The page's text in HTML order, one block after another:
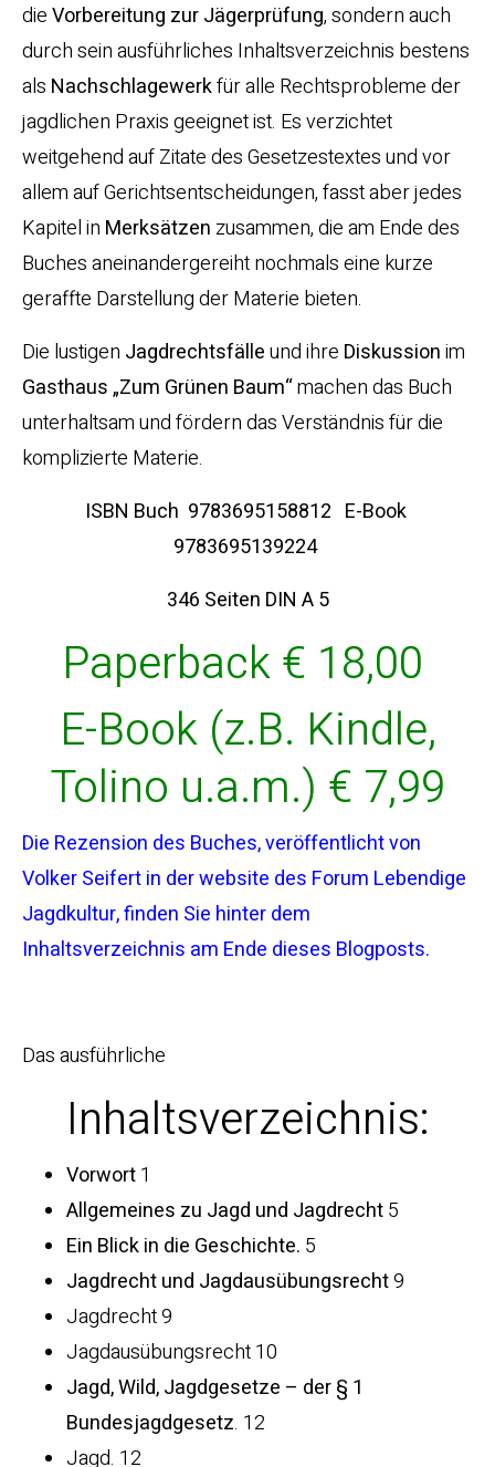
dieVorbereitung zur Jägerprüfung, sondern auch
durch sein ausführliches Inhaltsverzeichnis bestens
als Nachschlagewerkfür alle Rechtsprobleme der
jagdlichen Praxis geeignet ist. Es verzichtet
weitgehend auf Zitate des Gesetzestextes und vor
allem auf Gerichtsentscheidungen, fasst aber jedes
Kapitel in Merksätzen zusammen, die am Ende des
Buches aneinandergereiht nochmals eine kurze
geraffte Darstellung der Materie bieten.
Die lustigen Jagdrechtsfälleund ihre Diskussionim
Gasthaus „Zum Grünen Baum“machen das Buch
unterhaltsam und fördern das Verständnis für die
komplizierte Materie.
ISBN Buch 9783695158812 E-Book
9783695139224
346 Seiten DIN A 5
Paperback € 18,00
E-Book (z.B. Kindle,
Tolino u.a.m.) € 7,99
Die Rezension des Buches, veröffentlicht von
Volker Seifert in der website des Forum Lebendige
Jagdkultur, finden Sie hinter dem
Inhaltsverzeichnis am Ende dieses Blogposts.
Das ausführliche
Inhaltsverzeichnis:
Vorwort1
Allgemeines zu Jagd und Jagdrecht5
Ein Blick in die Geschichte. 5
Jagdrecht und Jagdausübungsrecht9
Jagdrecht 9
Jagdausübungsrecht 10
Jagd, Wild, Jagdgesetze – der § 1
Bundesjagdgesetz. 12
Jagd. 12